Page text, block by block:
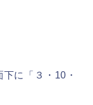
に「３・10・